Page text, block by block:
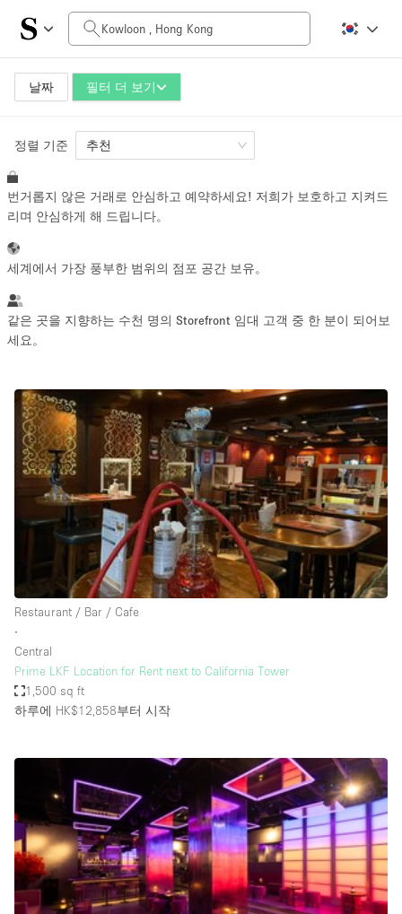
날짜 필터 더 보기
일일 비용
HK$0
공간 크기
100 sq ft 5000+ sq ft
~ 13 명
Photo
Shooting
Conference Meeting Office Shop Share
공간 유형
Advertisement Space
Atelier / Workshop Studio
Boat
Boutique / Shop
Conference Room
Container
Creative Space
Event Space
정렬 기준 추천
번거롭지 않은 거래로 안심하고 예약하세요! 저희가 보호하고 지켜드
리며 안심하게 해 드립니다。
세계에서 가장 풍부한 범위의 점포 공간 보유。
같은 곳을 지향하는 수천 명의 Storefront 임대 고객 중 한 분이 되어보
세요。
Restaurant / Bar / Cafe
∙
Central
Prime LKF Location for Rent next to California Tower
1,500 sq ft
하루에 HK$12,858부터 시작